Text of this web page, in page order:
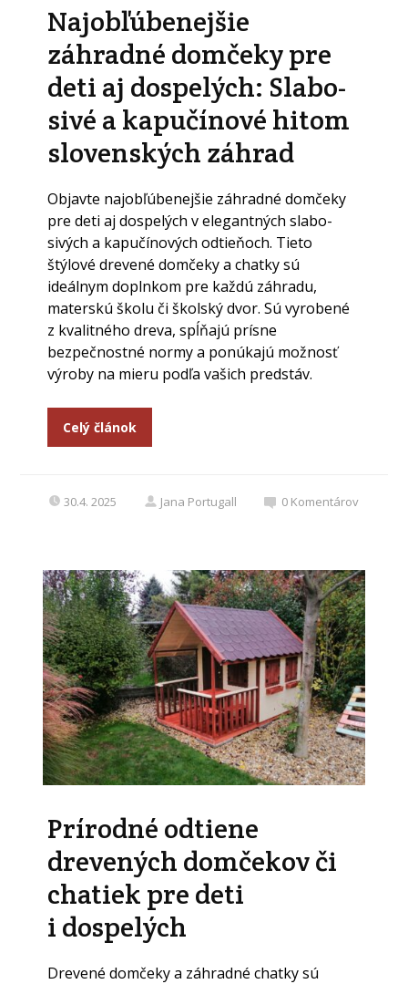
Najobľúbenejšie
záhradné domčeky pre
deti aj dospelých: Slabo-
sivé a kapučínové hitom
slovenských záhrad
Objavte najobľúbenejšie záhradné domčeky
pre deti aj dospelých v elegantných slabo-
sivých a kapučínových odtieňoch. Tieto
štýlové drevené domčeky a chatky sú
ideálnym doplnkom pre každú záhradu,
materskú školu či školský dvor. Sú vyrobené
z kvalitného dreva, spĺňajú prísne
bezpečnostné normy a ponúkajú možnosť
výroby na mieru podľa vašich predstáv.
Celý článok
30.4. 2025 Jana Portugall 0 Komentárov
Prírodné odtiene
drevených domčekov či
chatiek pre deti
i dospelých
Drevené domčeky a záhradné chatky sú